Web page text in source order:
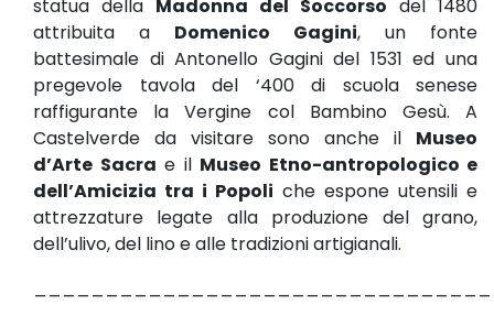
statua della Madonna del Soccorso del 1480
attribuita a Domenico Gagini, un fonte
battesimale di Antonello Gagini del 1531 ed una
pregevole tavola del ‘400 di scuola senese
raffigurante la Vergine col Bambino Gesù. A
Castelverde da visitare sono anche il Museo
d’Arte Sacra e il Museo Etno-antropologico e
dell’Amicizia tra i Popoli che espone utensili e
attrezzature legate alla produzione del grano,
dell’ulivo, del lino e alle tradizioni artigianali.